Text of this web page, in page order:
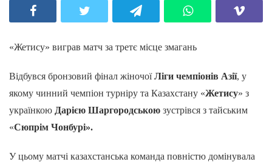
«Жетису» виграв матч за третє місце змагань
Відбувся бронзовий фінал жіночоїЛіги чемпіонів Азії, у
якому чинний чемпіон турніру та Казахстану «Жетису» з
українкою Дарією Шаргородською зустрівся з тайським
«Сюпрім Чонбурі».
У цьому матчі казахстанська команда повністю домінувала